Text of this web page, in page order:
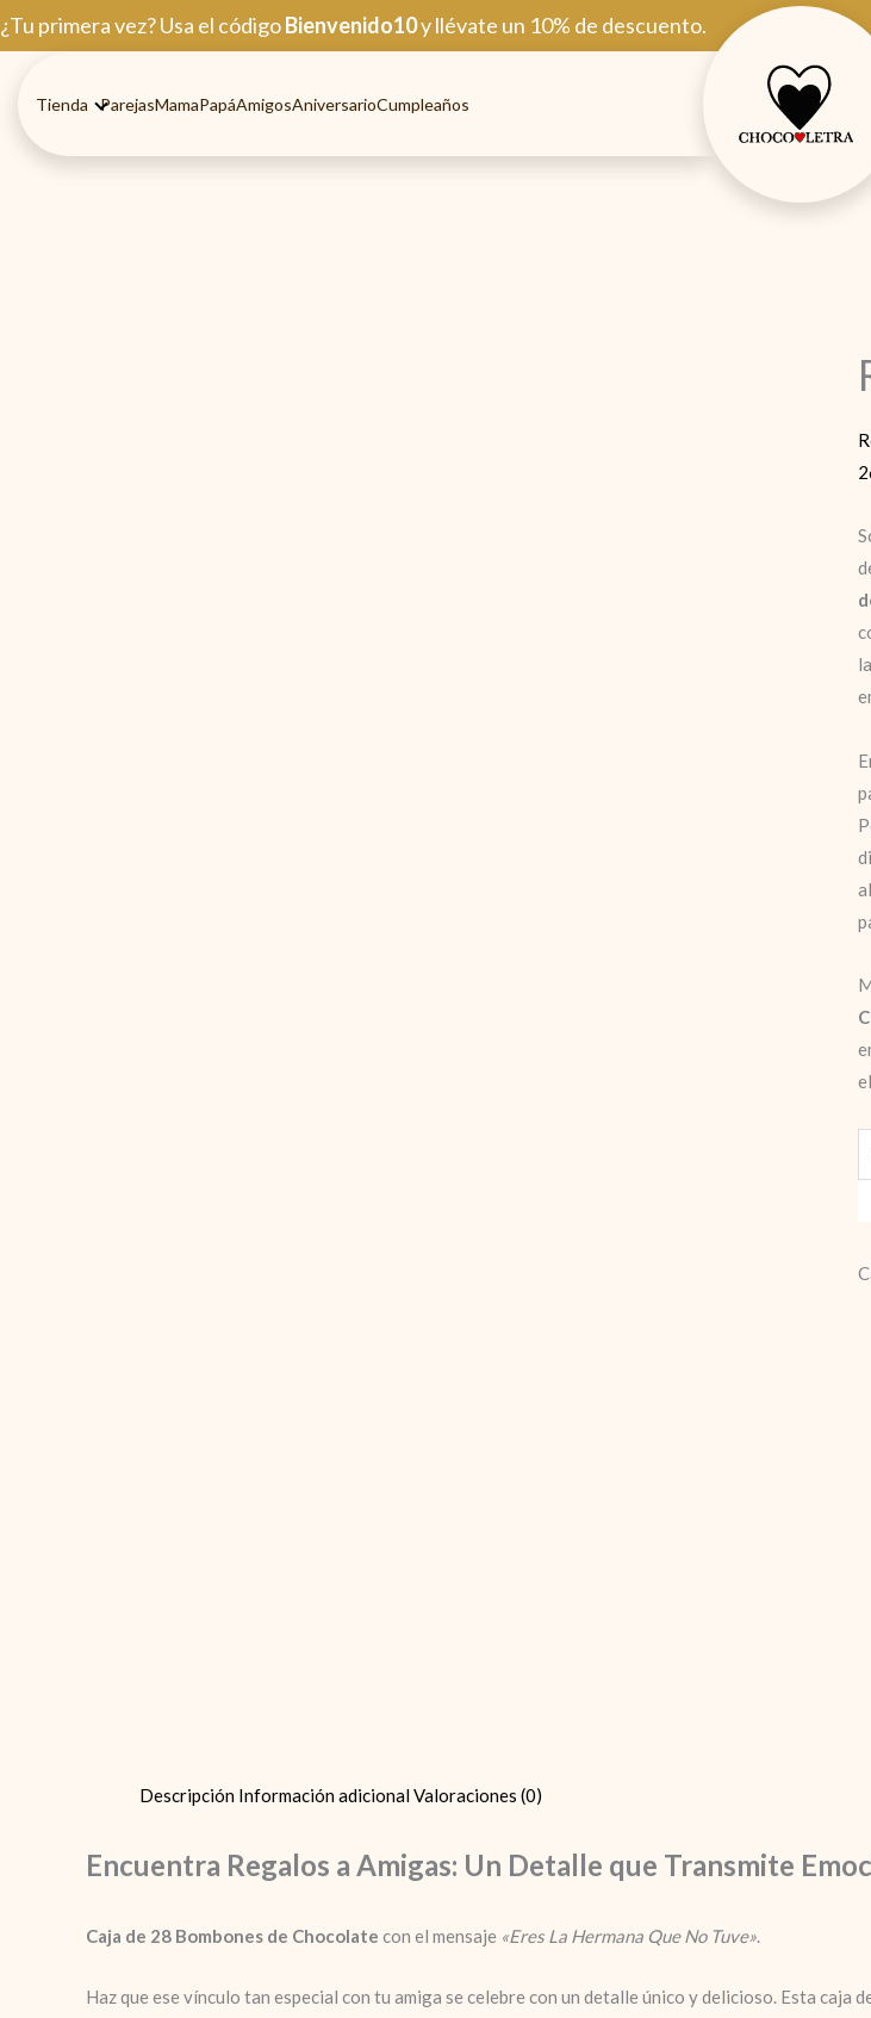
Ir
al
¿Tu primera vez? Usa el códigoBienvenido10y llévate un 10% de descuento.
Tienda ParejasMamaPapáAmigosAniversarioCumpleaños
a
Descripción Información adicionalValoraciones (0)
Encuentra Regalos a Amigas: Un Detalle que Transmite
Caja de 28 Bombones de Chocolate con el mensaje «Eres La Hermana Que No Tuve»
Haz que ese vínculo tan especial con tu amiga se celebre con un detalle único y delicioso. Esta